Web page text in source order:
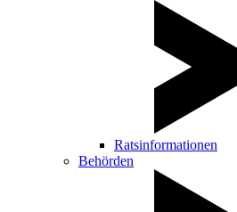
Ratsinformationen
Behörden